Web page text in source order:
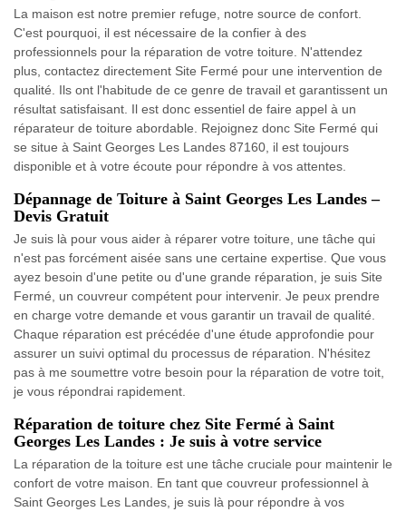
La maison est notre premier refuge, notre source de confort.
C'est pourquoi, il est nécessaire de la confier à des
professionnels pour la réparation de votre toiture. N'attendez
plus, contactez directement Site Fermé pour une intervention de
qualité. Ils ont l'habitude de ce genre de travail et garantissent un
résultat satisfaisant. Il est donc essentiel de faire appel à un
réparateur de toiture abordable. Rejoignez donc Site Fermé qui
se situe à Saint Georges Les Landes 87160, il est toujours
disponible et à votre écoute pour répondre à vos attentes.
Dépannage de Toiture à Saint Georges Les Landes –
Devis Gratuit
Je suis là pour vous aider à réparer votre toiture, une tâche qui
n'est pas forcément aisée sans une certaine expertise. Que vous
ayez besoin d'une petite ou d'une grande réparation, je suis Site
Fermé, un couvreur compétent pour intervenir. Je peux prendre
en charge votre demande et vous garantir un travail de qualité.
Chaque réparation est précédée d'une étude approfondie pour
assurer un suivi optimal du processus de réparation. N'hésitez
pas à me soumettre votre besoin pour la réparation de votre toit,
je vous répondrai rapidement.
Réparation de toiture chez Site Fermé à Saint
Georges Les Landes : Je suis à votre service
La réparation de la toiture est une tâche cruciale pour maintenir le
confort de votre maison. En tant que couvreur professionnel à
Saint Georges Les Landes, je suis là pour répondre à vos